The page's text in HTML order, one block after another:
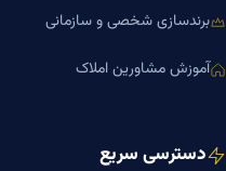
برندسازی شخصی و سازمانی
آموزش مشاورین املاک
دسترسی سریع